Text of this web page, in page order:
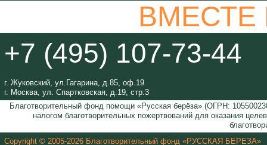
+7 (495) 107-73-44
г. Жуковский, ул.Гагарина, д.85, оф.19
г. Москва, ул. Спартковская, д.19, стр.3
Благотворительный фонд помощи «Русская берёза» (ОГРН:
налогом благотворительных пожертвований для оказания
Copyright © 2005-2026 Благотворительный фонд «РУССКАЯ БЕРЕЗА»